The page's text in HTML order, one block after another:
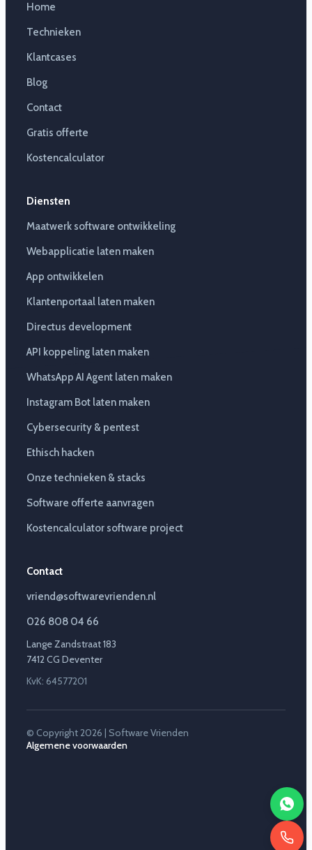
Home
Technieken
Klantcases
Blog
Contact
Gratis offerte
Kostencalculator
Diensten
Maatwerk software ontwikkeling
Webapplicatie laten maken
App ontwikkelen
Klantenportaal laten maken
Directus development
API koppeling laten maken
WhatsApp AI Agent laten maken
Instagram Bot laten maken
Cybersecurity & pentest
Ethisch hacken
Onze technieken & stacks
Software offerte aanvragen
Kostencalculator software project
Contact
vriend@softwarevrienden.nl
026 808 04 66
Lange Zandstraat 183
7412 CG Deventer
KvK: 64577201
© Copyright 2026 | Software Vrienden
Algemene voorwaarden